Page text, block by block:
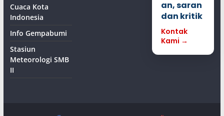
Cuaca Kota
Indonesia
Info Gempabumi
Stasiun
Meteorologi SMB
II
an, saran
dan kritik
Kontak
Kami →